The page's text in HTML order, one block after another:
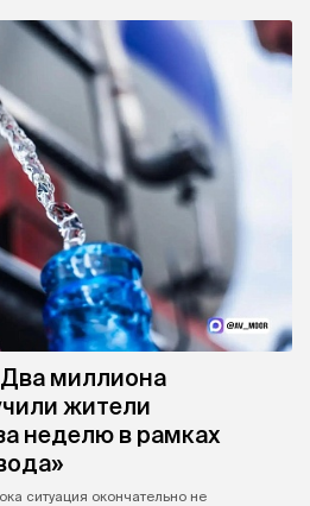
миллиона
жители
неделю в рамках
ситуация окончательно не